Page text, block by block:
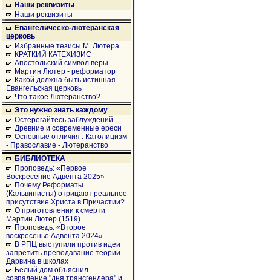
Наши реквизиты
Наши реквизиты
Евангелическо-лютеранская
церковь
Избранные тезисы М. Лютера
КРАТКИЙ КАТЕХИЗИС
Апостольский символ веры
Мартин Лютер - реформатор
Какой должна быть истинная
Евангельская церковь
Что такое Лютеранство?
Это нужно знать каждому
Остерегайтесь заблуждений
Древние и современные ереси
Основные отличия : Католицизм
- Православие - Лютеранство
БИБЛИОТЕКА
Проповедь: «Первое
Воскресение Адвента 2025»
Почему Реформаты
(Кальвинисты) отрицают реальное
присутствие Христа в Причастии?
О приготовлении к смерти
Мартин Лютер (1519)
Проповедь: «Второе
воскресенье Адвента 2024»
В РПЦ выступили против идеи
запретить преподавание теории
Дарвина в школах
Белый дом объяснил
совпадение "дня трансгендера" и